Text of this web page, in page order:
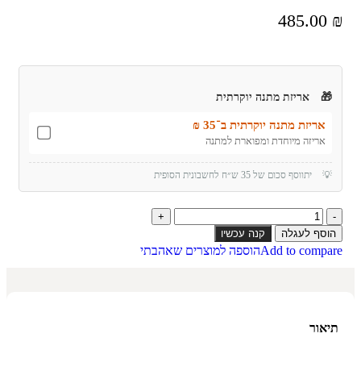
485.00 ₪
🎁 אריזת מתנה יוקרתית
אריזת מתנה יוקרתית ב־35 ₪
אריזה מיוחדת ומפוארת למתנה
💡 יתווסף סכום של 35 ש״ח לחשבונית הסופית
הוסף לעגלה קנה עכשיו
Add to compareהוספה למוצרים שאהבתי
תיאור